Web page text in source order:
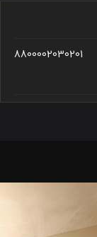
8800002030201